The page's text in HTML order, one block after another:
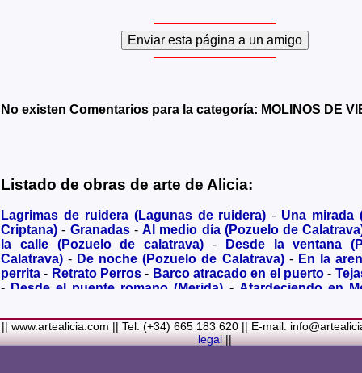
No existen Comentarios para la categoría: MOLINOS DE
Listado de obras de arte de Alicia:
Lagrimas de ruidera (Lagunas de ruidera) - Una mirada
Criptana) - Granadas-Al medio día (Pozuelo de
la calle (Pozuelo de calatrava) -
Desde la ventana
Calatrava) - De noche (Pozuelo de Calatrava)- En la
perrita - Retrato Perros - Barco atracado en el puerto -
- Desde el puente romano (Merida) - Atardeciendo en
(Bolaños de Calatrava)-Membrillos madurando al sol-
costa-A dormir (Cuadro infantil)-En flor-Ramo de
Familiar-La fuente (La Alhambra de Granada)-Acuarela
|| www.artealicia.com || Tel: (+34) 665 183 620 || E-mail:
legal||